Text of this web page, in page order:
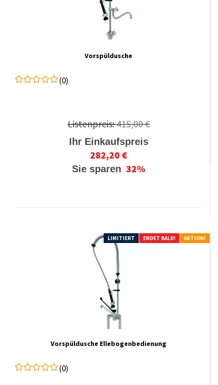
Vorspüldusche
(0)
Listenpreis:415,00 €
Ihr Einkaufspreis
282,20 €
Sie sparen 32%
LIMITIERT ENDET BALD! AKTION!
Vorspüldusche Ellebogenbedienung
(0)